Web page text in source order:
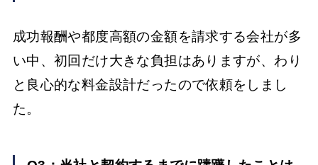
成功報酬や都度高額の金額を請求する会社が多
い中、初回だけ大きな負担はありますが、わり
と良心的な料金設計だったので依頼をしまし
た。